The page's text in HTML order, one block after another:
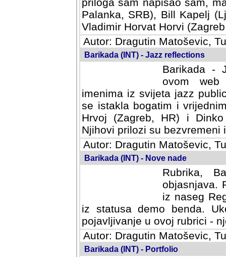
Palanka, SRB), Bill Kapelj
Vladimir Horvat Horvi
Autor: Dragutin Matoševic,
Barikada (INT) - Jazz reflections
Barikada -
ovom web
imenima iz svijeta jazz
se istakla bogatim i
Hrvoj (Zagreb, HR) i
Njihovi prilozi su bezvremeni
Autor: Dragutin Matoševic,
Barikada (INT) - Nove nade
Rubrika,
objasnjava.
iz naseg
iz statusa demo benda.
pojavljivanje u ovoj rubrici -
Autor: Dragutin Matoševic,
Barikada (INT) - Portfolio